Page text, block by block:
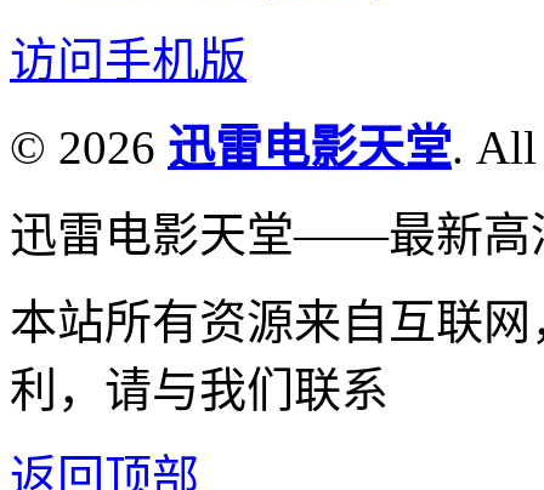
访问手机版
© 2026 迅雷电影天堂. All
迅雷电影天堂——最新高
本站所有资源来自互联
利，请与我们联系
返回顶部